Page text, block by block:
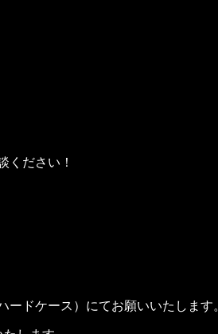
ください！
ドケース）にてお願いいたします。